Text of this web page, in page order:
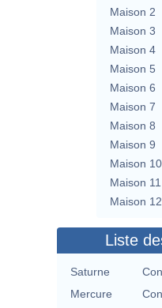
Maison 2
Maison 3
Maison 4
Maison 5
Maison 6
Maison 7
Maison 8
Maison 9
Maison 10
Maison 11
Maison 12
Liste
Saturne
Mercure